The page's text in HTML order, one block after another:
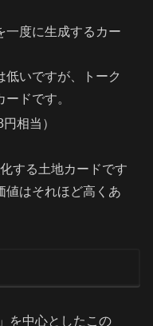
一度に生成するカー
低いですが、トーク
ドです。
円相当）
する土地カードです
値はそれほど高くあ
を中心としたこの